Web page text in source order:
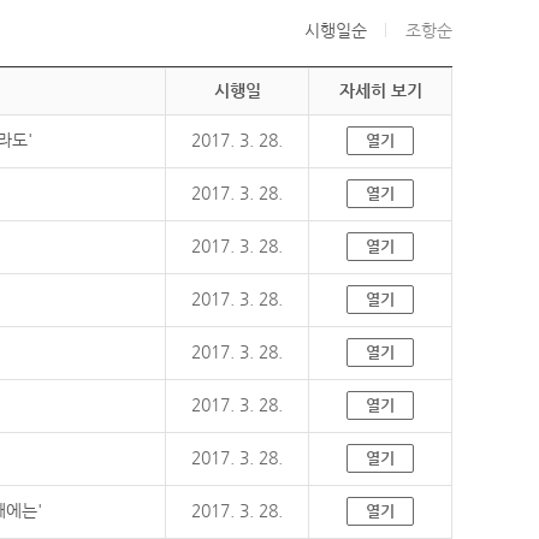
시행일순 조항순
시행일 자세히 보기
도' 2017. 3. 28. 열기
2017. 3. 28. 열기
2017. 3. 28. 열기
2017. 3. 28. 열기
2017. 3. 28. 열기
2017. 3. 28. 열기
2017. 3. 28. 열기
에는' 2017. 3. 28. 열기